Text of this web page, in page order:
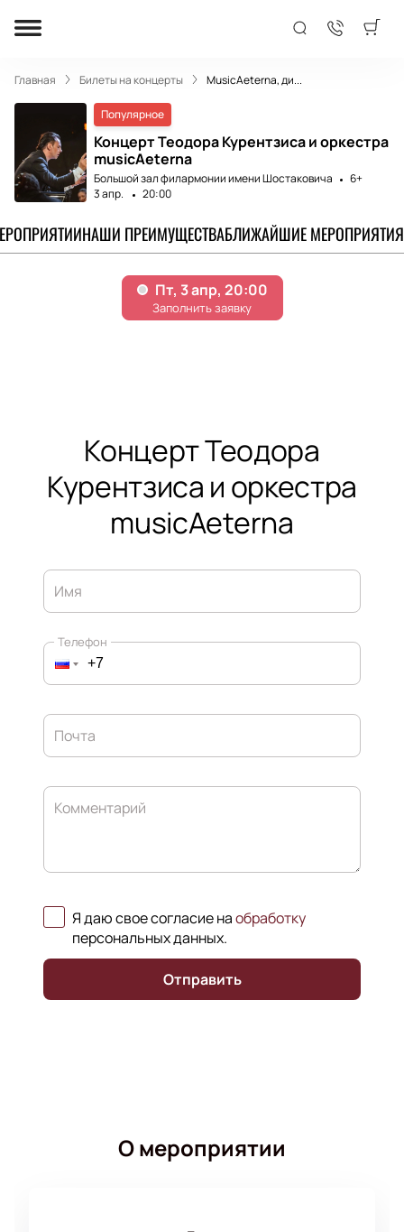
Главная Билеты на концерты MusicAeterna, ди...
Популярное
Концерт Теодора Курентзиса и оркестра
musicAeterna
Большой зал филармонии имени Шостаковича
6+
3 апр.
20:00
НАШИ ПРЕИМУЩЕСТВАБЛИЖАЙШИЕ МЕРОПРИЯТИЯ
Концерт Теодора
Курентзиса и оркестра
musicAeterna
Имя
Телефон
Почта
Комментарий
Я даю свое согласие наобработку
персональных данных.
Отправить
О мероприятии